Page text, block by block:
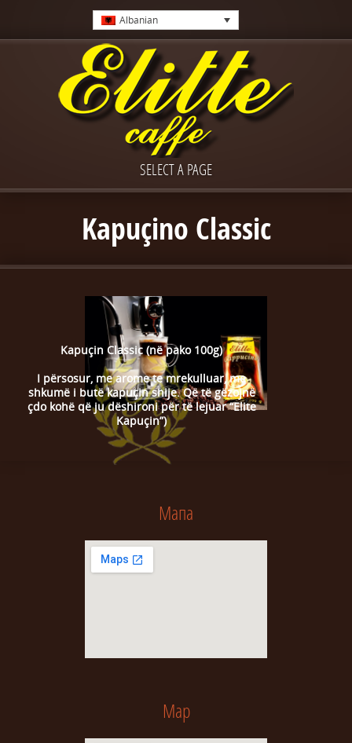
Albanian
SELECT A PAGE
Kapuçino Classic
Kapuçin Classic (në pako 100g)
I përsosur, me arome te mrekulluar, me
shkumë i butë kapuçin shije. Që të gëzojnë
çdo kohë që ju dëshironi për të lejuar “Elite
Kapuçin”)
Мапа
Map